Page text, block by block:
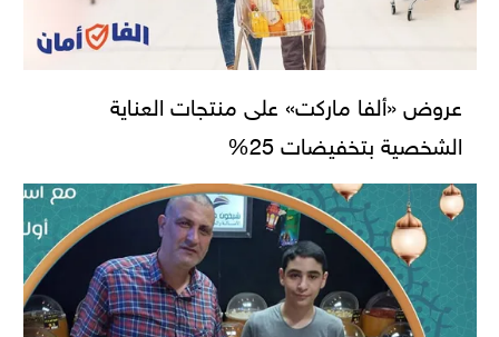
عروض «ألفا ماركت» على منتجات العناية
الشخصية بتخفيضات 25%